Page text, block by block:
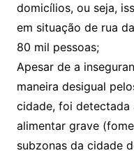
domicílios, ou seja,
em situação de rua
80 mil pessoas;
Apesar de a
maneira desigual
cidade, foi detectada
alimentar grave
subzonas da cidade